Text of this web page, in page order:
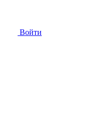
Войти